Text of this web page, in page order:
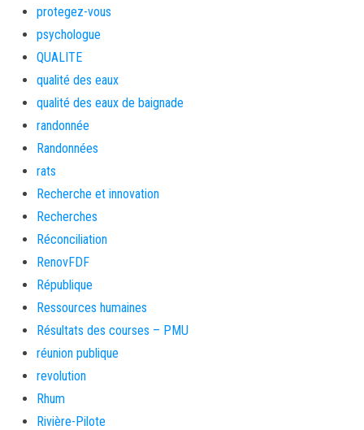
protegez-vous
psychologue
QUALITE
qualité des eaux
qualité des eaux de baignade
randonnée
Randonnées
rats
Recherche et innovation
Recherches
Réconciliation
RenovFDF
République
Ressources humaines
Résultats des courses – PMU
réunion publique
revolution
Rhum
Rivière-Pilote